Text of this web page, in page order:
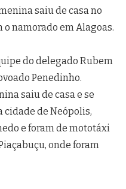
saiu de casa no
o namorado em Alagoas.
do delegado Rubem
Penedinho.
saiu de casa e se
cidade de Neópolis,
e foram de mototáxi
onde foram